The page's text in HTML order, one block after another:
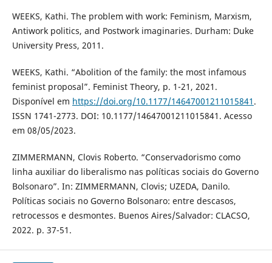
WEEKS, Kathi. The problem with work: Feminism, Marxism,
Antiwork politics, and Postwork imaginaries. Durham: Duke
University Press, 2011.
WEEKS, Kathi. “Abolition of the family: the most infamous
feminist proposal”. Feminist Theory, p. 1-21, 2021.
Disponível em https://doi.org/10.1177/14647001211015841 .
ISSN 1741-2773. DOI: 10.1177/14647001211015841. Acesso
em 08/05/2023.
ZIMMERMANN, Clovis Roberto. “Conservadorismo como
linha auxiliar do liberalismo nas políticas sociais do Governo
Bolsonaro”. In: ZIMMERMANN, Clovis; UZEDA, Danilo.
Políticas sociais no Governo Bolsonaro: entre descasos,
retrocessos e desmontes. Buenos Aires/Salvador: CLACSO,
2022. p. 37-51.